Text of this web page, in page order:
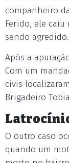
companheiro
Ferido, ele
sendo agredido.
Após a
Com um
civis
Brigadeiro
O outro caso
quando um